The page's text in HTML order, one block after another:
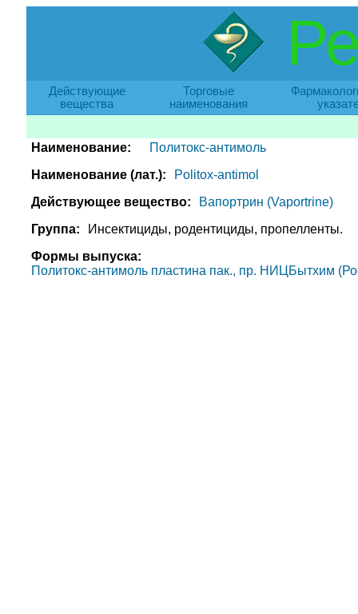
Действующие
вещества
Торговые
наименования
Наименование:
Политокс-антимоль
Наименование (лат.):
Politox-antimol
Действующее вещество:
Вапортрин (Vaportrine)
Группа:
Инсектициды, родентициды, пропелленты.
Формы выпуска:
Политокс-антимоль пластина пак., пр. НИЦБытхим